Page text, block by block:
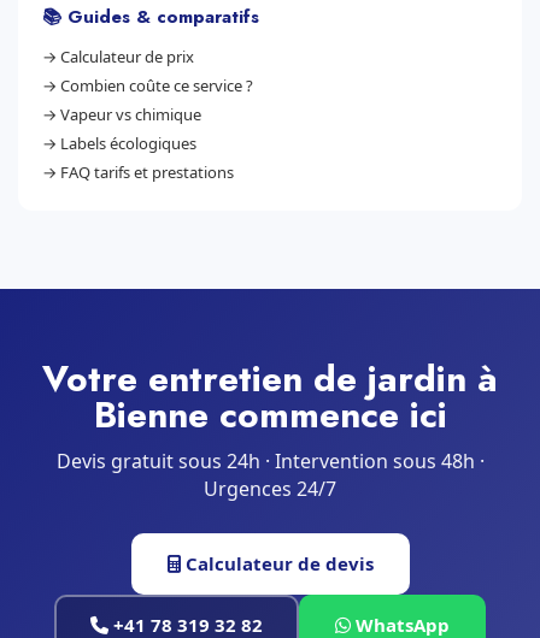
📚 Guides & comparatifs
→ Calculateur de prix
→ Combien coûte ce service ?
→ Vapeur vs chimique
→ Labels écologiques
→ FAQ tarifs et prestations
Votre entretien de jardin à
Bienne commence ici
Devis gratuit sous 24h · Intervention sous 48h ·
Urgences 24/7
Calculateur de devis
+41 78 319 32 82 WhatsApp